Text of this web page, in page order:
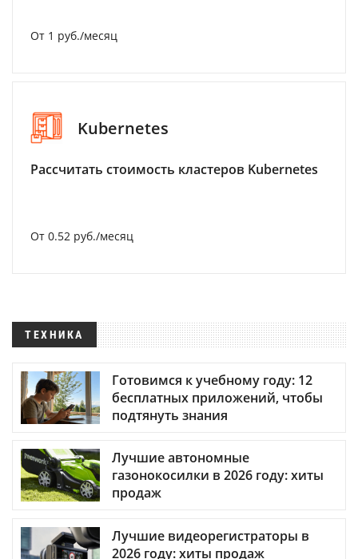
От 1 руб./месяц
Kubernetes
Рассчитать стоимость кластеров Kubernetes
От 0.52 руб./месяц
ТЕХНИКА
Готовимся к учебному году: 12
бесплатных приложений, чтобы
подтянуть знания
Лучшие автономные
газонокосилки в 2026 году: хиты
продаж
Лучшие видеорегистраторы в
2026 году: хиты продаж